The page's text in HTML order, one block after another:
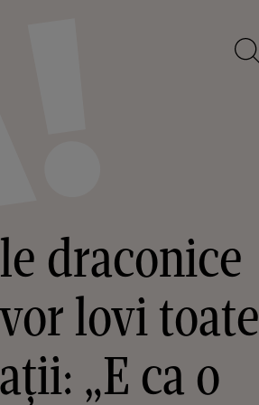
draconice
lovi toate
„E ca o